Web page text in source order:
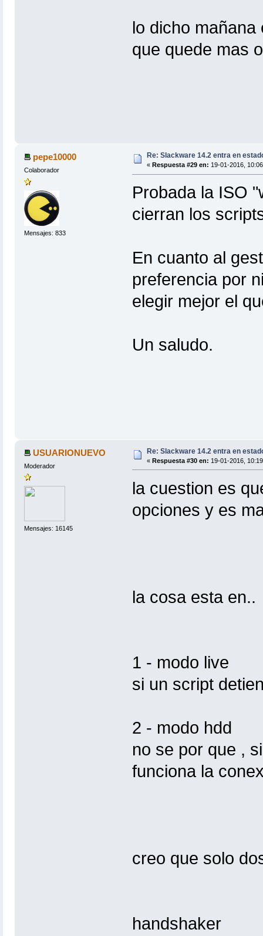
lo dicho
que quede mas
pepe10000
Colaborador
Mensajes: 833
Re: Slackware 14.2 entra en
« Respuesta #29 en: 19-01-2016,
Probada la ISO
cierran los
En cuanto al
preferencia por
elegir mejor el
Un saludo.
USUARIONUEVO
Moderador
Mensajes: 16145
Re: Slackware 14.2 entra en
« Respuesta #30 en: 19-01-2016,
la cuestion es
opciones y es
la cosa esta en..
1 - modo live
si un script
2 - modo hdd
no se por que ,
funciona la
creo que solo
handshaker